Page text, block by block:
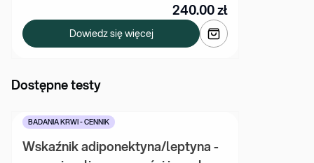
240.00zł
Dowiedz się więcej
Dostępne testy
BADANIA KRWI - CENNIK
Wskaźnik adiponektyna/leptyna -